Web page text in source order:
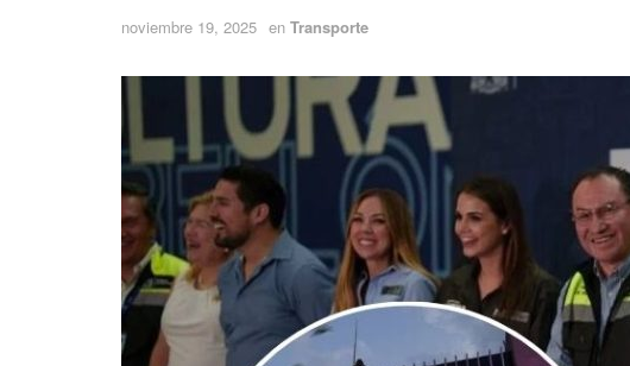
noviembre 19, 2025 en Transporte